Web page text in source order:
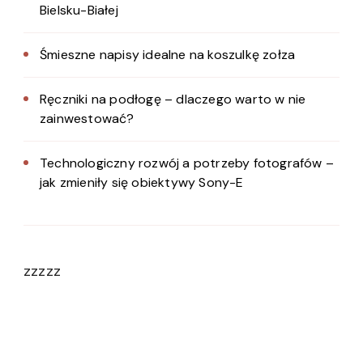
Bielsku-Białej
Śmieszne napisy idealne na koszulkę zołza
Ręczniki na podłogę – dlaczego warto w nie
zainwestować?
Technologiczny rozwój a potrzeby fotografów –
jak zmieniły się obiektywy Sony-E
zzzzz